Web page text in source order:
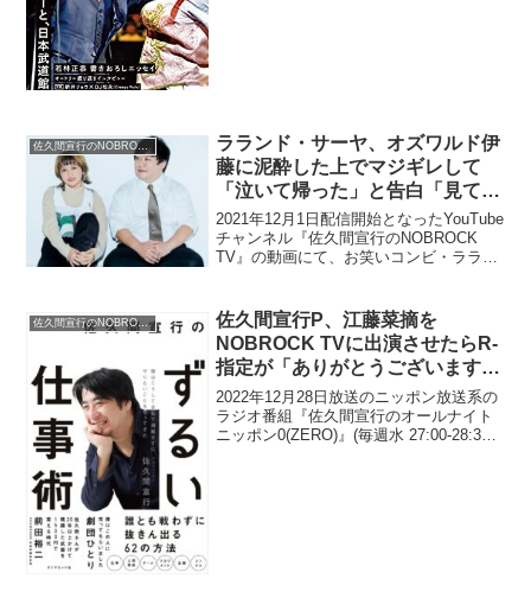
佐久間宣行のNOBROCK TV
ラランド・サーヤ、オズワルド伊
藤に泥酔した上でマジギレして
「泣いて帰った」と告白「見てな
い現場のことをめちゃくちゃ言っ
てきたんですよ」
2021年12月1日配信開始となったYouTube
チャンネル『佐久間宣行のNOBROCK
TV』の動画にて、お笑いコンビ・ララン
た」と告白していた。サーヤ：一回、オ
ズワ...
佐久間宣行のNOBROCK TV
佐久間宣行P、江藤菜摘を
NOBROCK TVに出演させたらR-
指定が「ありがとうございます、
彼女を出してもろたらしくて」と
実はお礼を言っていたと明かす
「1年前に…」
2022年12月28日放送のニッポン放送系の
ラジオ番組『佐久間宣行のオールナイト
ニッポン0(ZERO)』(毎週水 27:00-28:30)